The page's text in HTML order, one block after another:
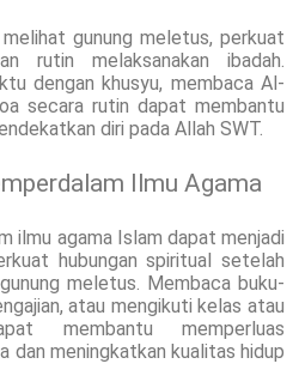
gunung meletus, perkuat
rutin melaksanakan ibadah.
dengan khusyu, membaca Al-
secara rutin dapat membantu
diri pada Allah SWT.
Ilmu Agama
ilmu agama Islam dapat menjadi
hubungan spiritual setelah
meletus. Membaca buku-
atau mengikuti kelas atau
membantu memperluas
dan meningkatkan kualitas hidup